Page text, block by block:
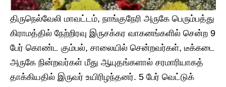
திருநெல்வேலி மாவட்டம், நாங்குநேரி அருகே பெரும்பத்து
கிராமத்தில் நேற்றிரவு இருசக்கர வாகனங்களில் சென்ற 9
பேர் கொண்ட கும்பல், சாலையில் சென்றவர்கள், டீக்கடை
அருகே நின்றவர்கள் மீது ஆயுதங்களால் சரமாரியாகத்
தாக்கியதில் இருவர் உயிரிழந்தனர். 5 பேர் வெட்டுக்